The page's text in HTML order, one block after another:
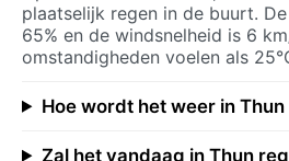
plaatselijk regen in de buurt.
65% en de windsnelheid is 6
omstandigheden voelen als
Hoe wordt het weer in
Zal het vandaag in Thun